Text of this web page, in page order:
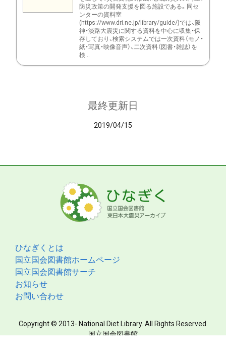
防災政策の開発支援を図る施設である。同セ
ンターの資料室
(https://www.dri.ne.jp/library/guide/)では、阪
神・淡路大震災に関する資料を中心に収集・保
存しており、検索システムでは一次資料（モノ・
紙・写真・映像音声）、二次資料（図書・雑誌）を
検...
最終更新日
2019/04/15
ひなぎくとは
国立国会図書館ホームページ
国立国会図書館サーチ
お知らせ
お問い合わせ
Copyright © 2013- National Diet Library. All Rights Reserved.